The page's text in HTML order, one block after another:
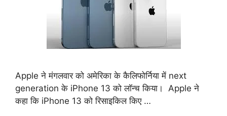
Apple ने मंगलवार को अमेरिका के कैलिफोर्निया में next
generation के iPhone 13 को लॉन्च किया। Apple ने
कहा कि iPhone 13 को रिसाइकिल किए …